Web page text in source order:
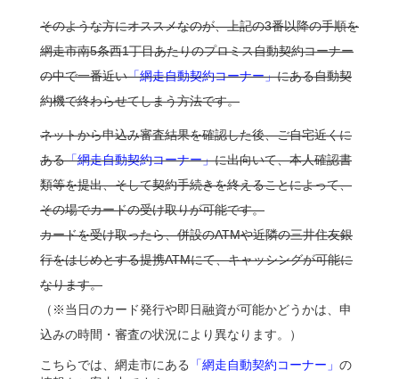
そのような方にオススメなのが、上記の3番以降の手順を
網走市南5条西1丁目あたりのプロミス自動契約コーナー
の中で一番近い「網走自動契約コーナー」にある自動契
約機で終わらせてしまう方法です。
ネットから申込み審査結果を確認した後、ご自宅近くに
ある「網走自動契約コーナー」に出向いて、本人確認書
類等を提出、そして契約手続きを終えることによって、
その場でカードの受け取りが可能です。
カードを受け取ったら、併設のATMや近隣の三井住友銀
行をはじめとする提携ATMにて、キャッシングが可能に
なります。
（※当日のカード発行や即日融資が可能かどうかは、申
込みの時間・審査の状況により異なります。）
こちらでは、網走市にある 「網走自動契約コーナー」 の